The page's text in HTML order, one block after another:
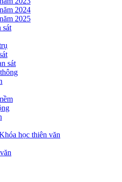
2024
2025
sát
sát
học thiên văn